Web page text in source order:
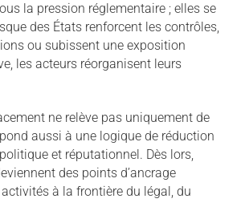
la pression réglementaire ; elles se
des États renforcent les contrôles,
ou subissent une exposition
les acteurs réorganisent leurs
ne relève pas uniquement de
aussi à une logique de réduction
et réputationnel. Dès lors,
des points d’ancrage
à la frontière du légal, du